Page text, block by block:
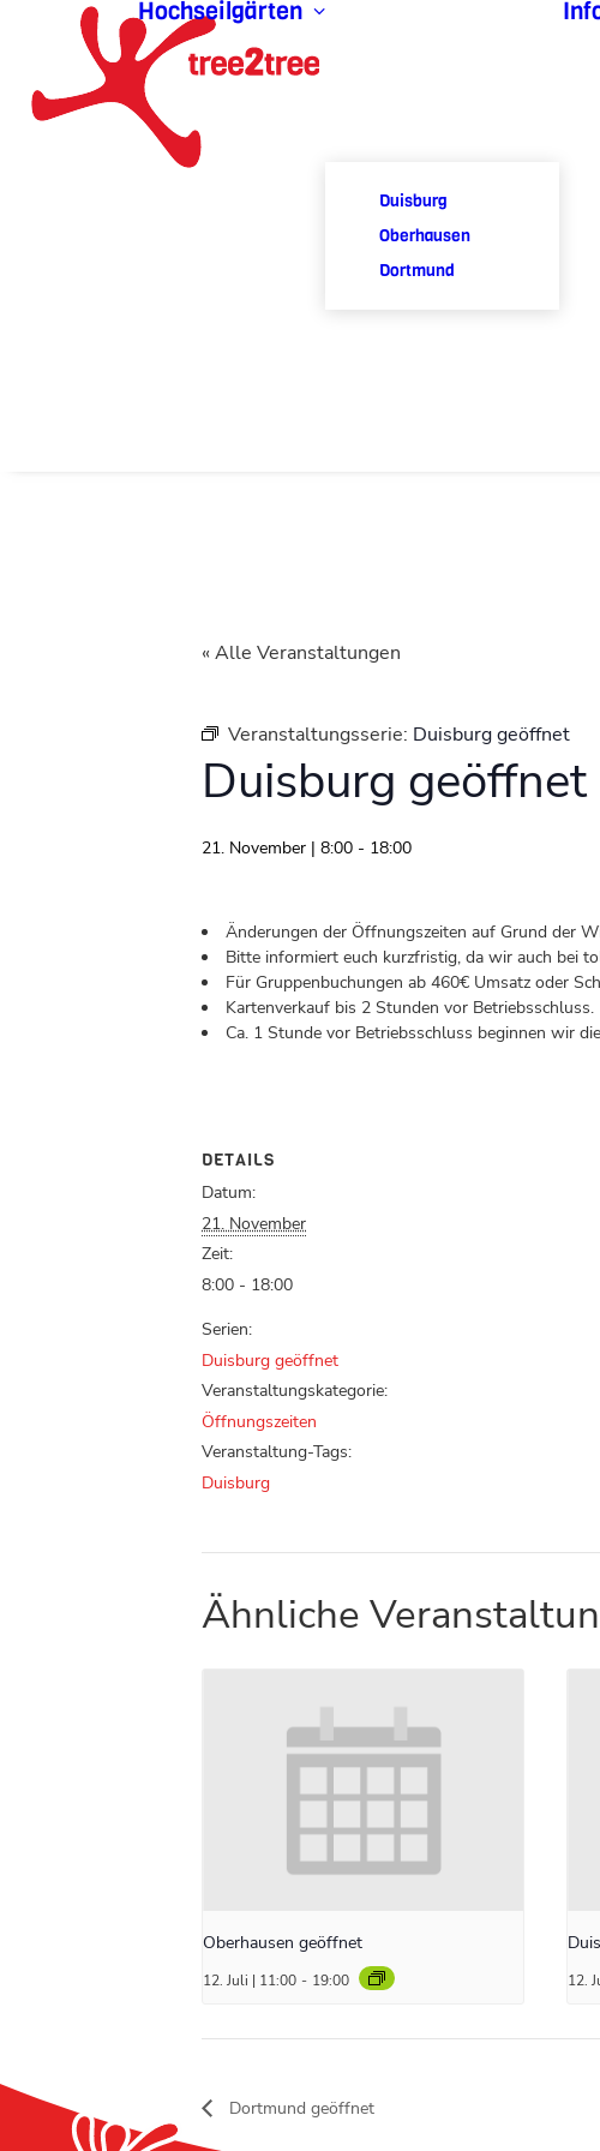
Hochseilgärten
Duisburg
Oberhausen
Dortmund
« Alle Veranstaltungen
Veranstaltungsserie: Duisburg geöffnet
Duisburg geöffnet
21. November | 8:00 - 18:00
Änderungen der Öffnungszeiten auf Grund der
Bitte informiert euch kurzfristig, da wir auch bei
Für Gruppenbuchungen ab 460€ Umsatz oder
Kartenverkauf bis 2 Stunden vor Betriebsschluss.
Ca. 1 Stunde vor Betriebsschluss beginnen wir
DETAILS
Datum:
21. November
Zeit:
8:00 - 18:00
Serien:
Duisburg geöffnet
Veranstaltungskategorie:
Öffnungszeiten
Veranstaltung-Tags:
Duisburg
Ähnliche
Oberhausen geöffnet
12. Juli | 11:00 - 19:00 12.
Dortmund geöffnet